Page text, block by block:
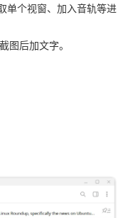
单个视窗、加入音轨等进
图后加文字。